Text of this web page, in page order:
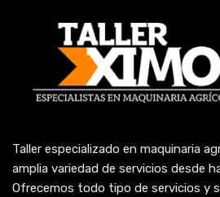
Taller especializado en maquinaria
amplia variedad de servicios desde
Ofrecemos todo tipo de servicios y